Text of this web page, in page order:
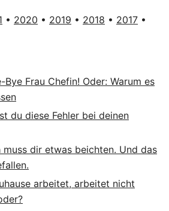
• 2020 • 2019 • 2018 • 2017 •
Bye Frau Chefin! Oder: Warum es
du diese Fehler bei deinen
muss dir etwas beichten. Und das
arbeitet, arbeitet nicht